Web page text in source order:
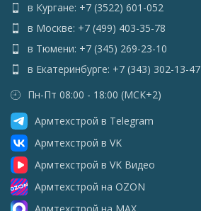
в Кургане: +7 (3522) 601-052
в Москве: +7 (499) 403-35-78
в Тюмени: +7 (345) 269-23-10
в Екатеринбурге: +7 (343) 302-13-47
Пн-Пт 08:00 - 18:00 (МСК+2)
Армтехстрой в Telegram
Армтехстрой в VK
Армтехстрой в VK Видео
Армтехстрой на OZON